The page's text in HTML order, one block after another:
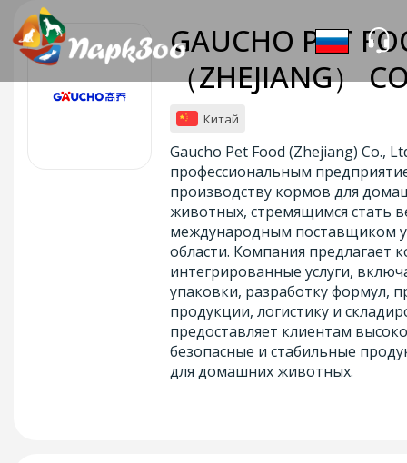
GAUCHO PET
（ZHEJIANG）
Китай
Gaucho Pet Food (Zhejiang) Co.,
профессиональным
производству кормов для
животных, стремящимся стать
международным поставщиком
области. Компания предлагает
интегрированные услуги,
упаковки, разработку формул,
продукции, логистику и
предоставляет клиентам
безопасные и стабильные
для домашних животных.